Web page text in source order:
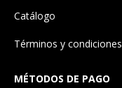
Catálogo
Términos y condiciones
MÉTODOS DE PAGO